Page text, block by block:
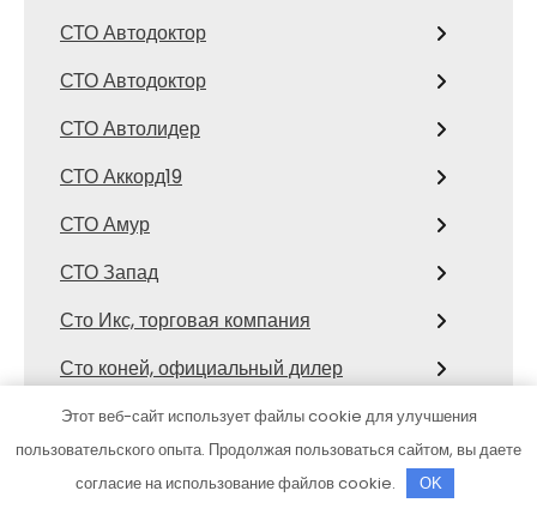
СТО Автодоктор
СТО Автодоктор
СТО Автолидер
СТО Аккорд19
СТО Амур
СТО Запад
Сто Икс, торговая компания
Сто коней, официальный дилер
СТО Космос
Сулак, гостиничный комплекс
Этот веб-сайт использует файлы cookie для улучшения
пользовательского опыта. Продолжая пользоваться сайтом, вы даете
согласие на использование файлов cookie.
OK